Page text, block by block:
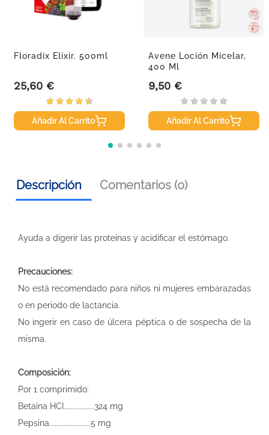
Floradix Elixir. 500ml
Precio
25,60 €
Añadir Al Carrito
Avene Loción Micelar,
400 Ml
Precio
9,50 €
Añadir Al Carrito
Descripción Comentarios (0)
Ayuda a digerir las proteínas y acidificar el estómago.
Precauciones:
No está recomendado para niños ni mujeres embarazadas
o en periodo de lactancia.
No ingerir en caso de úlcera péptica o de sospecha de la
misma.
Composición:
Por 1 comprimido:
Betaína HCI.................324 mg
Pepsina.......................5 mg